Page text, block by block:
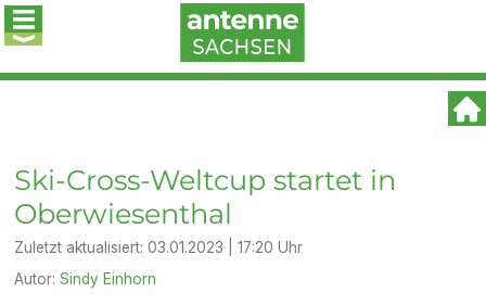
Ski-Cross-Weltcup startet in
Oberwiesenthal
Zuletzt aktualisiert:03.01.2023 | 17:20 Uhr
Autor:Sindy Einhorn